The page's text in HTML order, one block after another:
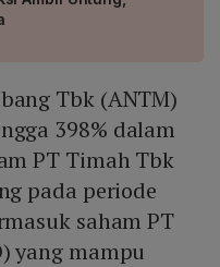
Tbk (ANTM)
398% dalam
PT Timah Tbk
pada periode
saham PT
yang mampu